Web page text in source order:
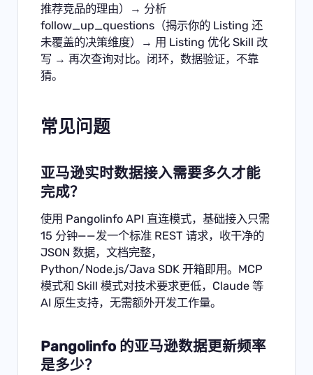
推荐竞品的理由）→ 分析
follow_up_questions（揭示你的 Listing 还
未覆盖的决策维度）→ 用 Listing 优化 Skill 改
写 → 再次查询对比。闭环，数据验证，不靠
猜。
常见问题
亚马逊实时数据接入需要多久才能
完成？
使用 Pangolinfo API 直连模式，基础接入只需
15 分钟——发一个标准 REST 请求，收干净的
JSON 数据，文档完整，
Python/Node.js/Java SDK 开箱即用。MCP
模式和 Skill 模式对技术要求更低，Claude 等
AI 原生支持，无需额外开发工作量。
Pangolinfo 的亚马逊数据更新频率
是多少？